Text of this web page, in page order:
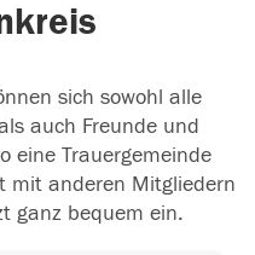
sich sowohl alle
auch Freunde und
eine Trauergemeinde
mit anderen Mitgliedern
ganz bequem ein.